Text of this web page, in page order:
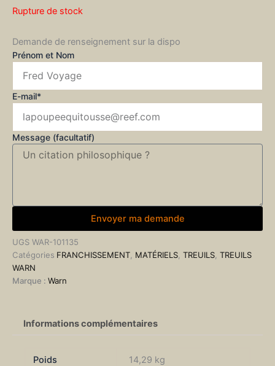
Rupture de stock
Demande de renseignement sur la dispo
Prénom et Nom
E-mail*
Message (facultatif)
Envoyer ma demande
UGS WAR-101135
Catégories FRANCHISSEMENT MATÉRIELS TREUILS TREUILS
WARN
Marque : Warn
Informations complémentaires
Poids 14,29 kg